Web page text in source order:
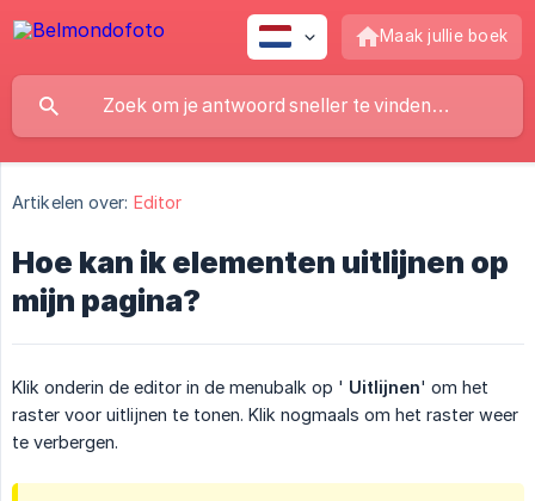
Maak jullie boek
Artikelen over: Editor
Hoe kan ik elementen uitlijnen op
mijn pagina?
Klik onderin de editor in de menubalk op ' Uitlijnen' om het
raster voor uitlijnen te tonen. Klik nogmaals om het raster weer
te verbergen.